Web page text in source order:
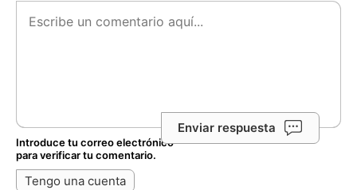
Enviar respuesta
Introduce tu correo electrónico
para verificar tu comentario.
Tengo una cuenta